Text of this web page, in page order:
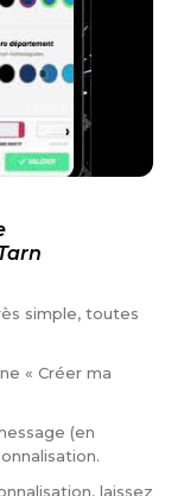
simple, toutes
« Créer ma
(en
laissez